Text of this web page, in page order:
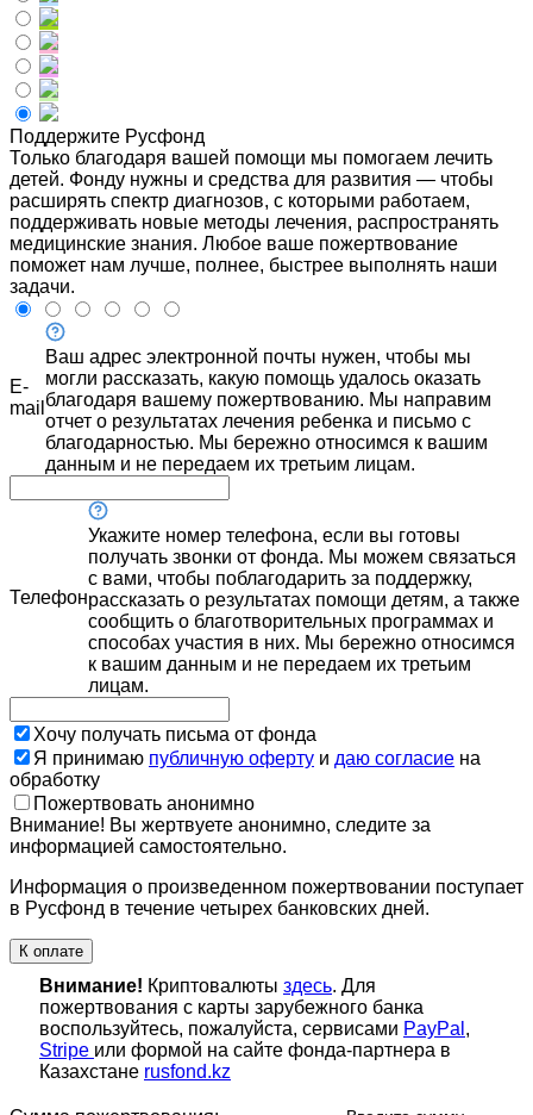
Поддержите Русфонд
Только благодаря вашей помощи мы помогаем лечить
детей. Фонду нужны и средства для развития — чтобы
расширять спектр диагнозов, с которыми работаем,
поддерживать новые методы лечения, распространять
медицинские знания. Любое ваше пожертвование
поможет нам лучше, полнее, быстрее выполнять наши
задачи.
E-
mail
Ваш адрес электронной почты нужен, чтобы мы
могли рассказать, какую помощь удалось оказать
благодаря вашему пожертвованию. Мы направим
отчет о результатах лечения ребенка и письмо с
благодарностью. Мы бережно относимся к вашим
данным и не передаем их третьим лицам.
Телефон
Укажите номер телефона, если вы готовы
получать звонки от фонда. Мы можем связаться
с вами, чтобы поблагодарить за поддержку,
рассказать о результатах помощи детям, а также
сообщить о благотворительных программах и
способах участия в них. Мы бережно относимся
к вашим данным и не передаем их третьим
лицам.
Хочу получать письма от фонда
Я принимаю публичную оферту и даю согласие на
обработку
Пожертвовать анонимно
Внимание! Вы жертвуете анонимно, следите за
информацией самостоятельно.
Информация о произведенном пожертвовании поступает
в Русфонд в течение четырех банковских дней.
К оплате
Внимание! Криптовалюты здесь. Для
пожертвования с карты зарубежного банка
воспользуйтесь, пожалуйста, сервисами PayPal ,
Stripe или формой на сайте фонда-партнера в
Казахстане rusfond.kz